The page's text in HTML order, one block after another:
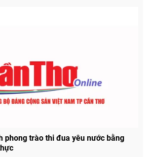
phong trào thi đua yêu nước bằng